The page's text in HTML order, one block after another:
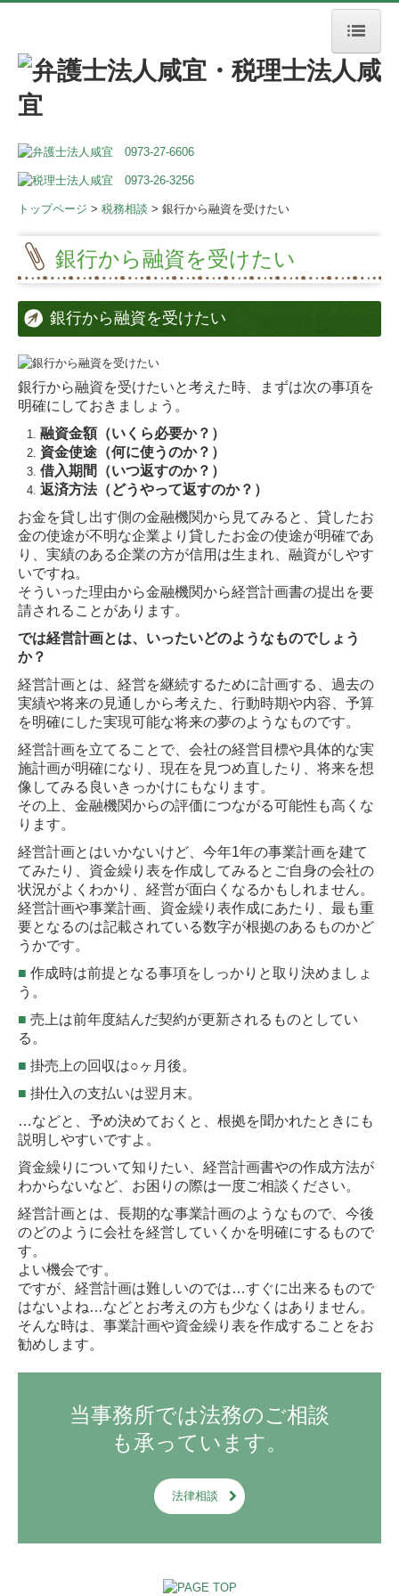
トップページ
会社を設立したい
節税対策のポイント
個人事業を始めたい
税務のお役立ち情報
契約書作成・チェック
人事・労務相談
債権回収
訴訟対応
社内研修
相続・遺言問題
ご相談の流れ
事務所紹介
採用情報(税理士法人)
トップページ > 税務相談 > 銀行から融資を受けたい
銀行から融資を受けたい
銀行から融資を受けたい
銀行から融資を受けたいと考えた時、まずは次の事項を
明確にしておきましょう。
融資金額（いくら必要か？）
資金使途（何に使うのか？）
借入期間（いつ返すのか？）
返済方法（どうやって返すのか？）
お金を貸し出す側の金融機関から見てみると、貸したお
金の使途が不明な企業より貸したお金の使途が明確であ
り、実績のある企業の方が信用は生まれ、融資がしやす
いですね。
そういった理由から金融機関から経営計画書の提出を要
請されることがあります。
では経営計画とは、いったいどのようなものでしょう
か？
経営計画とは、経営を継続するために計画する、過去の
実績や将来の見通しから考えた、行動時期や内容、予算
を明確にした実現可能な将来の夢のようなものです。
経営計画を立てることで、会社の経営目標や具体的な実
施計画が明確になり、現在を見つめ直したり、将来を想
像してみる良いきっかけにもなります。
その上、金融機関からの評価につながる可能性も高くな
ります。
経営計画とはいかないけど、今年1年の事業計画を建て
てみたり、資金繰り表を作成してみるとご自身の会社の
状況がよくわかり、経営が面白くなるかもしれません。
経営計画や事業計画、資金繰り表作成にあたり、最も重
要となるのは記載されている数字が根拠のあるものかど
うかです。
■ 作成時は前提となる事項をしっかりと取り決めましょ
う。
■ 売上は前年度結んだ契約が更新されるものとしてい
る。
■ 掛売上の回収は○ヶ月後。
■ 掛仕入の支払いは翌月末。
…などと、予め決めておくと、根拠を聞かれたときにも
説明しやすいですよ。
資金繰りについて知りたい、経営計画書やの作成方法が
わからないなど、お困りの際は一度ご相談ください。
経営計画とは、長期的な事業計画のようなもので、今後
のどのように会社を経営していくかを明確にするもので
す。
よい機会です。
ですが、経営計画は難しいのでは…すぐに出来るもので
はないよね…などとお考えの方も少なくはありません。
そんな時は、事業計画や資金繰り表を作成することをお
勧めします。
当事務所では法務のご相談
も承っています。
法律相談